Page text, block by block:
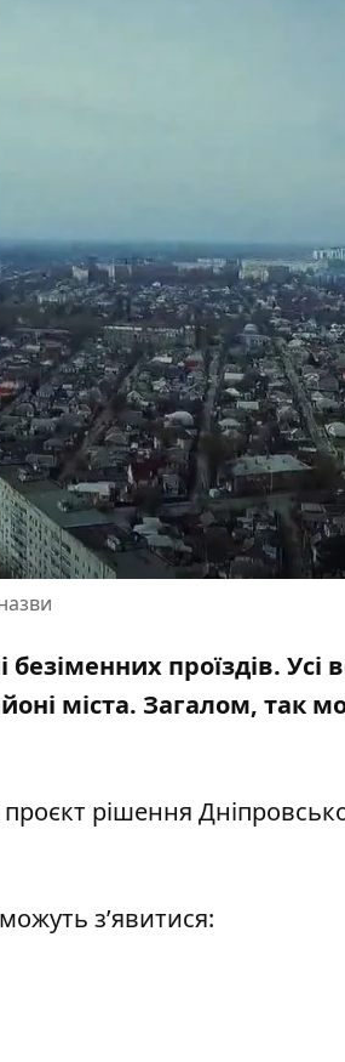
проїздів. Усі
міста. Загалом, так
рішення
з’явитися: